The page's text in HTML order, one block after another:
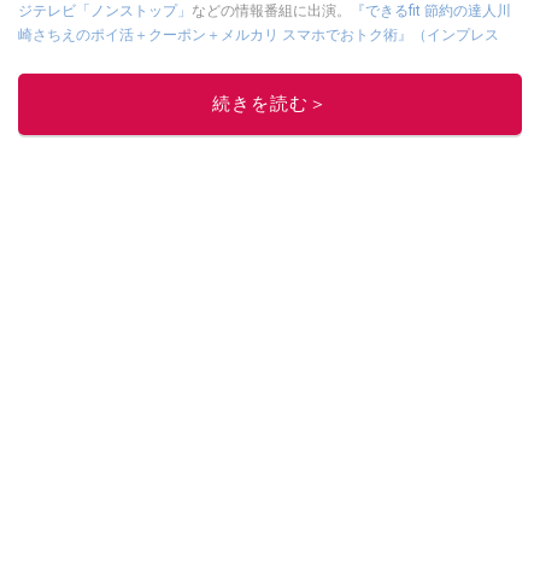
ジテレビ「ノンストップ」 などの情報番組に出演。
『できるfit 節約の達人川
崎さちえのポイ活＋クーポン＋メルカリ スマホでおトク術』（インプレス
的に稼ぐ！』（翔泳社刊）
■経歴：2003年、夫が子育てをするために、突然会社を辞める。翌月からの
続きを読む＞